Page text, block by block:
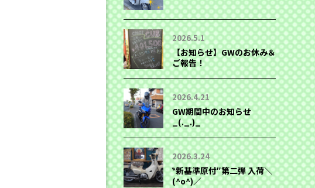
2026.5.1
【お知らせ】GWのお休み＆
ご報告！
2026.4.21
GW期間中のお知らせ
_(._.)_
2026.3.24
‶新基準原付″第二弾 入荷＼
(^o^)／